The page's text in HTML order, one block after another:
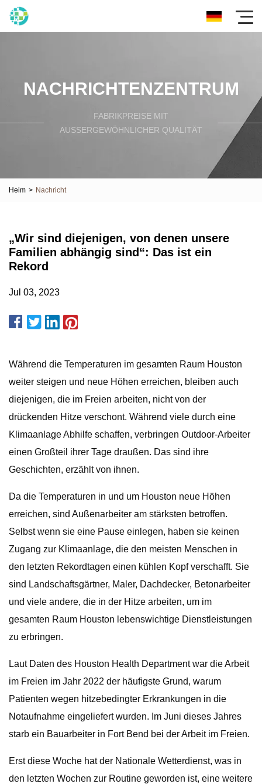
NACHRICHTENZENTRUM
FABRIKPREISE MIT
AUSSERGEWÖHNLICHER QUALITÄT
Heim > Nachricht
„Wir sind diejenigen, von denen unsere
Familien abhängig sind“: Das ist ein
Rekord
Jul 03, 2023
Während die Temperaturen im gesamten Raum Houston
weiter steigen und neue Höhen erreichen, bleiben auch
diejenigen, die im Freien arbeiten, nicht von der
drückenden Hitze verschont. Während viele durch eine
Klimaanlage Abhilfe schaffen, verbringen Outdoor-Arbeiter
einen Großteil ihrer Tage draußen. Das sind ihre
Geschichten, erzählt von ihnen.
Da die Temperaturen in und um Houston neue Höhen
erreichen, sind Außenarbeiter am stärksten betroffen.
Selbst wenn sie eine Pause einlegen, haben sie keinen
Zugang zur Klimaanlage, die den meisten Menschen in
den letzten Rekordtagen einen kühlen Kopf verschafft. Sie
sind Landschaftsgärtner, Maler, Dachdecker, Betonarbeiter
und viele andere, die in der Hitze arbeiten, um im
gesamten Raum Houston lebenswichtige Dienstleistungen
zu erbringen.
Laut Daten des Houston Health Department war die Arbeit
im Freien im Jahr 2022 der häufigste Grund, warum
Patienten wegen hitzebedingter Erkrankungen in die
Notaufnahme eingeliefert wurden. Im Juni dieses Jahres
starb ein Bauarbeiter in Fort Bend bei der Arbeit im Freien.
Erst diese Woche hat der Nationale Wetterdienst, was in
den letzten Wochen zur Routine geworden ist, eine weitere